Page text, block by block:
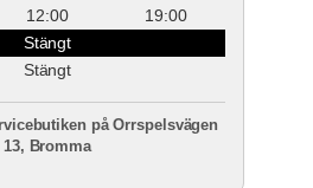
12:00
19:00
Stängt
Stängt
på Orrspelsvägen
13, Bromma